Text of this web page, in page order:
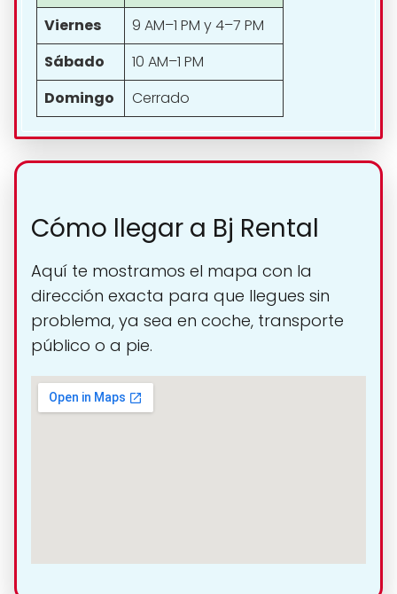
Viernes
9 AM–1 PM y 4–7 PM
Sábado
10 AM–1 PM
Domingo
Cerrado
Cómo llegar a Bj Rental
Aquí te mostramos el mapa con la
dirección exacta para que llegues sin
problema, ya sea en coche, transporte
público o a pie.